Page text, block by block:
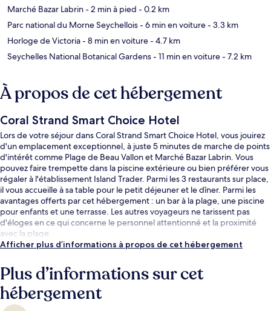
Marché Bazar Labrin- 2 min à pied - 0.2 km
Parc national du Morne Seychellois- 6 min en voiture- 3.3 km
Horloge de Victoria- 8 min en voiture- 4.7 km
Seychelles National Botanical Gardens- 11 min en voiture- 7.2 km
À propos de cet hébergement
Coral Strand Smart Choice Hotel
Lors de votre séjour dans Coral Strand Smart Choice Hotel, vous jouirez
d'un emplacement exceptionnel, à juste 5 minutes de marche de points
d'intérêt comme Plage de Beau Vallon et Marché Bazar Labrin. Vous
pouvez faire trempette dans la piscine extérieure ou bien préférer vous
régaler à l'établissement Island Trader. Parmi les 3 restaurants sur place,
il vous accueille à sa table pour le petit déjeuner et le dîner. Parmi les
avantages offerts par cet hébergement : un bar à la plage, une piscine
pour enfants et une terrasse. Les autres voyageurs ne tarissent pas
d'éloges en ce qui concerne le personnel attentionné et la proximité
avec la plage.
Afficher plus d’informations à propos de cet hébergement
Plus d’informations sur cet
hébergement